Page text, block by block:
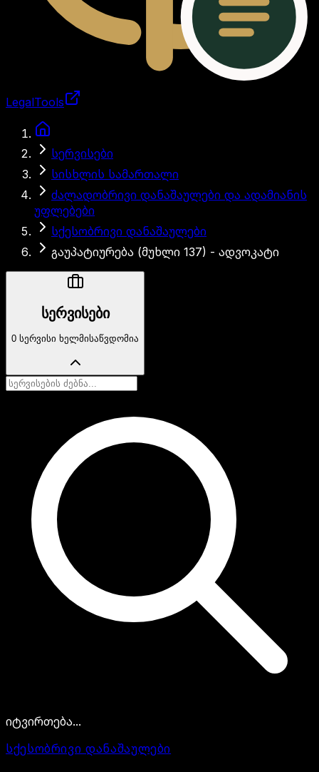
LegalTools
სერვისები
სისხლის სამართალი
ძალადობრივი დანაშაულები და ადამიანის
უფლებები
სქესობრივი დანაშაულები
გაუპატიურება (მუხლი 137) - ადვოკატი
სერვისები
0 სერვისი ხელმისაწვდომია
იტვირთება...
სქესობრივი დანაშაულები